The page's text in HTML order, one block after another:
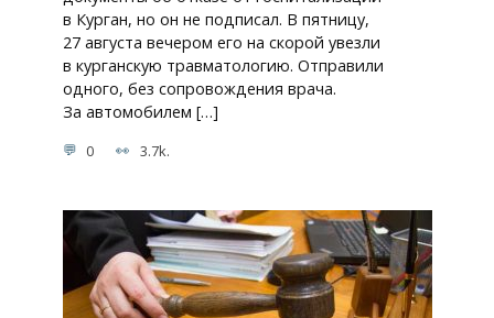
в Курган, но он не подписал. В пятницу,
27 августа вечером его на скорой увезли
в курганскую травматологию. Отправили
одного, без сопровождения врача.
За автомобилем […]
0 3.7k.